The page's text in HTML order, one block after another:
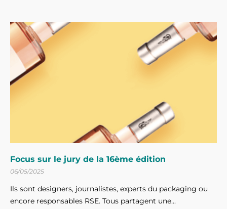
Focus sur le jury de la 16ème édition
06/05/2025
Ils sont designers, journalistes, experts du packaging ou
encore responsables RSE. Tous partagent une...